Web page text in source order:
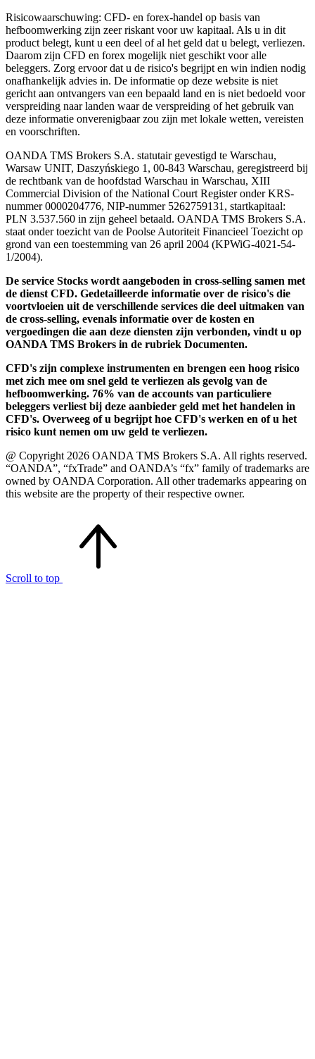
Risicowaarschuwing: CFD- en forex-handel op basis van
hefboomwerking zijn zeer riskant voor uw kapitaal. Als u in dit
product belegt, kunt u een deel of al het geld dat u belegt, verliezen.
Daarom zijn CFD en forex mogelijk niet geschikt voor alle
beleggers. Zorg ervoor dat u de risico's begrijpt en win indien nodig
onafhankelijk advies in. De informatie op deze website is niet
gericht aan ontvangers van een bepaald land en is niet bedoeld voor
verspreiding naar landen waar de verspreiding of het gebruik van
deze informatie onverenigbaar zou zijn met lokale wetten, vereisten
en voorschriften.
OANDA TMS Brokers S.A. statutair gevestigd te Warschau,
Warsaw UNIT, Daszyńskiego 1, 00-843 Warschau, geregistreerd bij
de rechtbank van de hoofdstad Warschau in Warschau, XIII
Commercial Division of the National Court Register onder KRS-
nummer 0000204776, NIP-nummer 5262759131, startkapitaal:
PLN 3.537.560 in zijn geheel betaald. OANDA TMS Brokers S.A.
staat onder toezicht van de Poolse Autoriteit Financieel Toezicht op
grond van een toestemming van 26 april 2004 (KPWiG-4021-54-
1/2004).
De service Stocks wordt aangeboden in cross-selling samen met
de dienst CFD. Gedetailleerde informatie over de risico's die
voortvloeien uit de verschillende services die deel uitmaken van
de cross-selling, evenals informatie over de kosten en
vergoedingen die aan deze diensten zijn verbonden, vindt u op
OANDA TMS Brokers in de rubriek Documenten.
CFD's zijn complexe instrumenten en brengen een hoog risico
met zich mee om snel geld te verliezen als gevolg van de
hefboomwerking. 76% van de accounts van particuliere
beleggers verliest bij deze aanbieder geld met het handelen in
CFD's. Overweeg of u begrijpt hoe CFD's werken en of u het
risico kunt nemen om uw geld te verliezen.
@ Copyright 2026 OANDA TMS Brokers S.A. All rights reserved.
“OANDA”, “fxTrade” and OANDA’s “fx” family of trademarks are
owned by OANDA Corporation. All other trademarks appearing on
this website are the property of their respective owner.
Scroll to top